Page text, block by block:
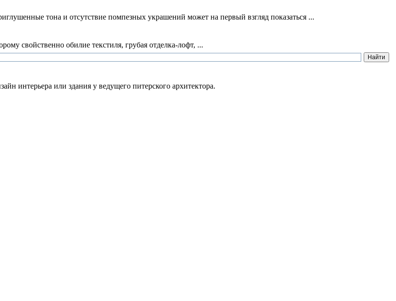
тона и отсутствие помпезных украшений может на первый взгляд показаться ...
свойственно обилие текстиля, грубая отделка-лофт, ...
интерьера или здания у ведущего питерского архитектора.